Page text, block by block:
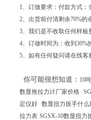
1、订做要求：付款方式：
2、出货前付清剩余70%的
3、我们是不收取任何样板
4、订做时间为：收到30%
5、如有任何疑问请在线客
你可能很想知道 ： 10
数显推拉力计厂家价格
定仪好 数显扭力扳手什么
拉力表 SGSX-10数显扭力